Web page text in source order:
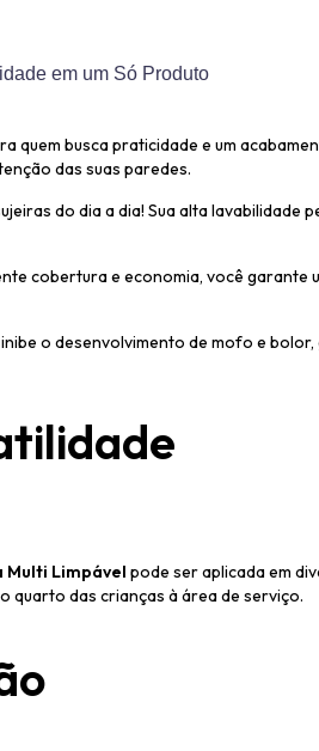
em um Só Produto
quem busca praticidade e um
das suas paredes.
do dia a dia! Sua alta
cobertura e economia, você
o desenvolvimento de mofo e
Multi Limpável pode ser aplicada em
quarto das crianças à área de serviço.